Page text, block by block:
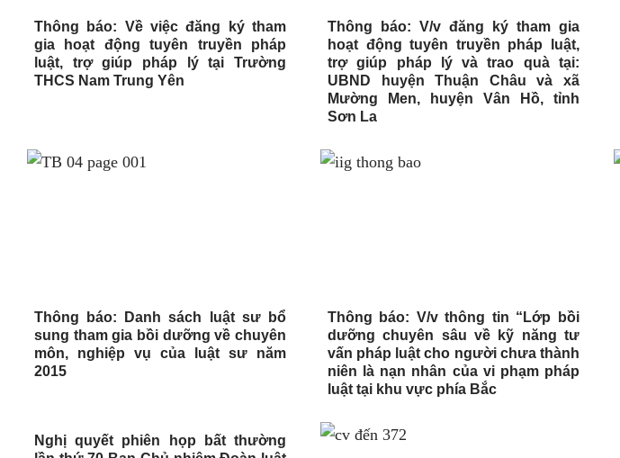
Thông báo: Về việc đăng ký tham
gia hoạt động tuyên truyền pháp
luật, trợ giúp pháp lý tại Trường
THCS Nam Trung Yên
Thông báo: V/v đăng ký tham gia
hoạt động tuyên truyền pháp luật,
trợ giúp pháp lý và trao quà tại:
UBND huyện Thuận Châu và xã
Mường Men, huyện Vân Hồ, tỉnh
Sơn La
Thông báo: Danh sách luật sư bổ
sung tham gia bồi dưỡng về chuyên
môn, nghiệp vụ của luật sư năm
2015
Thông báo: V/v thông tin “Lớp bồi
dưỡng chuyên sâu về kỹ năng tư
vấn pháp luật cho người chưa thành
niên là nạn nhân của vi phạm pháp
luật tại khu vực phía Bắc
Nghị quyết phiên họp bất thường